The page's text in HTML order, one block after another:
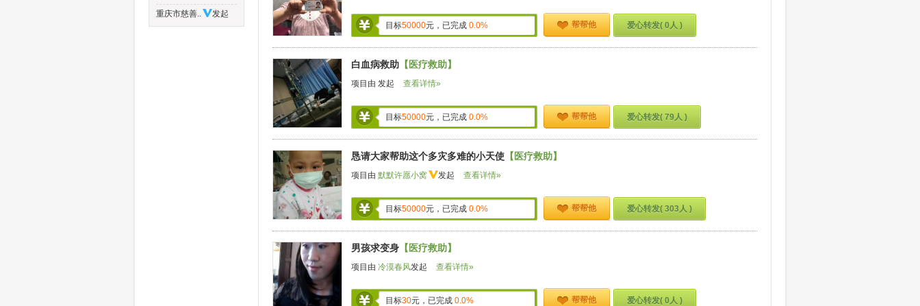
重庆市慈善..
发起
目标50000元，已完成 0.0% 帮帮他 爱心转发( 0人 )
白血病救助 【医疗救助】
项目由 发起 查看详情»
目标50000元，已完成 0.0% 帮帮他 爱心转发( 79人 )
恳请大家帮助这个多灾多难的小天使 【医疗救助】
项目由 默默许愿小窝 发起 查看详情»
目标50000元，已完成 0.0% 帮帮他 爱心转发( 303人 )
男孩求变身 【医疗救助】
项目由 冷漠春风发起 查看详情»
目标30元，已完成 0.0% 帮帮他 爱心转发( 0人 )